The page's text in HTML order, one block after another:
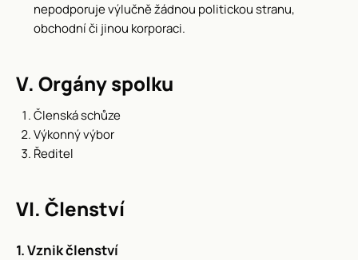
nepodporuje výlučně žádnou politickou stranu,
obchodní či jinou korporaci.
V. Orgány spolku
Členská schůze
Výkonný výbor
Ředitel
VI. Členství
1. Vznik členství